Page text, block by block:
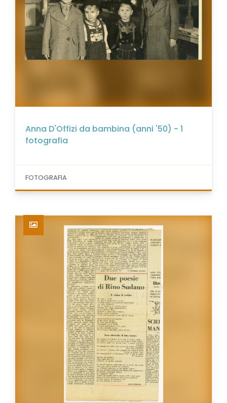
Anna D'Offizi da bambina (anni '50) - 1
fotografia
FOTOGRAFIA